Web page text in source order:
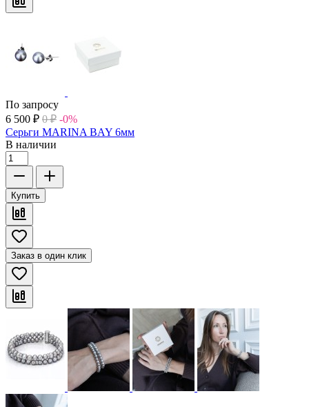
По запросу
6 500 ₽ 0 ₽ -0%
Серьги MARINA BAY 6мм
В наличии
Купить
Заказ в один клик